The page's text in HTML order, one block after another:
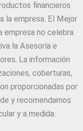
financieros
la empresa. El Mejor
empresa no celebra
la Asesoría e
La información
coberturas,
proporcionadas por
y recomendamos
y a medida.